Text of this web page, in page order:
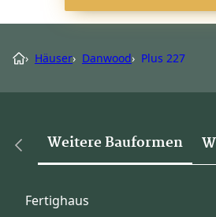
› Häuser› Danwood› Plus 227
Weitere Bauformen
Fertighaus